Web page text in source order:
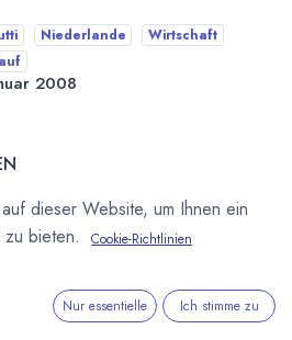
Niederlande
Wirtschaft
2008
dieser Website, um Ihnen ein
bieten.
Cookie-Richtlinien
Nur essentielle Ich stimme zu